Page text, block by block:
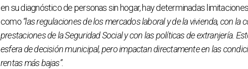
en su diagnóstico de personas sin hogar, hay determinadas
como“las regulaciones de los mercados laboral y de la vivienda, con la
prestaciones de la Seguridad Social y con las políticas de extranjería.
esfera de decisión municipal, pero impactan directamente en las
rentas más bajas”.